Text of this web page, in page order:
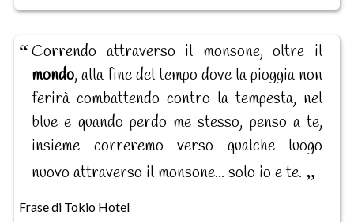
Correndo attraverso il monsone, oltre il
mondo, alla fine del tempo dove la pioggia non
ferirà combattendo contro la tempesta, nel
blue e quando perdo me stesso, penso a te,
insieme correremo verso qualche luogo
nuovo attraverso il monsone... solo io e te.
Frase di Tokio Hotel